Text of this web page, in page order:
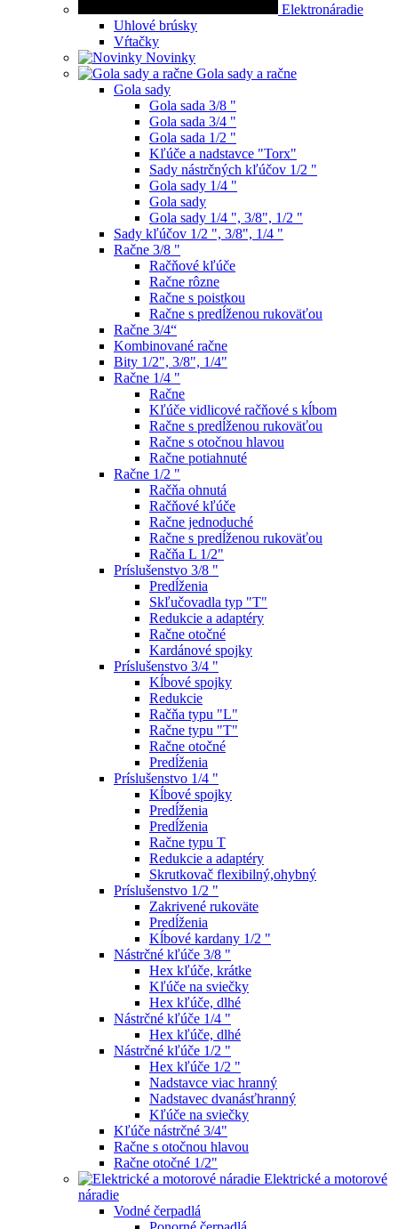
Elektronáradie
Uhlové brúsky
Vŕtačky
Novinky
Gola sady a račne
Gola sady
Gola sada 3/8 "
Gola sada 3/4 "
Gola sada 1/2 "
Kľúče a nadstavce "Torx"
Sady nástrčných kľúčov 1/2 "
Gola sady 1/4 "
Gola sady
Gola sady 1/4 ", 3/8", 1/2 "
Sady kľúčov 1/2 ", 3/8", 1/4 "
Račne 3/8 "
Račňové kľúče
Račne rôzne
Račne s poistkou
Račne s predĺženou rukoväťou
Račne 3/4“
Kombinované račne
Bity 1/2", 3/8", 1/4"
Račne 1/4 "
Račne
Kľúče vidlicové račňové s kĺbom
Račne s predĺženou rukoväťou
Račne s otočnou hlavou
Račne potiahnuté
Račne 1/2 "
Račňa ohnutá
Račňové kľúče
Račne jednoduché
Račne s predĺženou rukoväťou
Račňa L 1/2"
Príslušenstvo 3/8 "
Predĺženia
Skľučovadla typ "T"
Redukcie a adaptéry
Račne otočné
Kardánové spojky
Príslušenstvo 3/4 "
Kĺbové spojky
Redukcie
Račňa typu "L"
Račne typu "T"
Račne otočné
Predĺženia
Príslušenstvo 1/4 "
Kĺbové spojky
Predĺženia
Predĺženia
Račne typu T
Redukcie a adaptéry
Skrutkovač flexibilný,ohybný
Príslušenstvo 1/2 "
Zakrivené rukoväte
Predĺženia
Kĺbové kardany 1/2 "
Nástrčné kľúče 3/8 "
Hex kľúče, krátke
Kľúče na sviečky
Hex kľúče, dlhé
Nástrčné kľúče 1/4 "
Hex kľúče, dlhé
Nástrčné kľúče 1/2 "
Hex kľúče 1/2 "
Nadstavce viac hranný
Nadstavec dvanásťhranný
Kľúče na sviečky
Kľúče nástrčné 3/4"
Račne s otočnou hlavou
Račne otočné 1/2"
Elektrické a motorové
náradie
Vodné čerpadlá